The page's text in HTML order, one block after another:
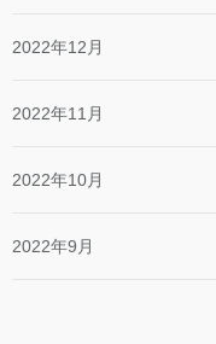
2022年12月
2022年11月
2022年10月
2022年9月